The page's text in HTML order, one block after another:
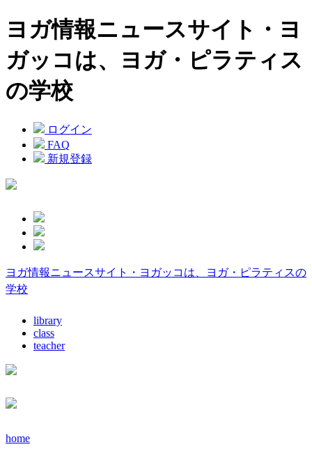
ヨガ情報ニュースサイト・ヨ
ガッコは、ヨガ・ピラティス
の学校
ログイン
FAQ
新規登録
ヨガ情報ニュースサイト・ヨガッコは、ヨガ・ピラティスの
学校
library
class
teacher
home